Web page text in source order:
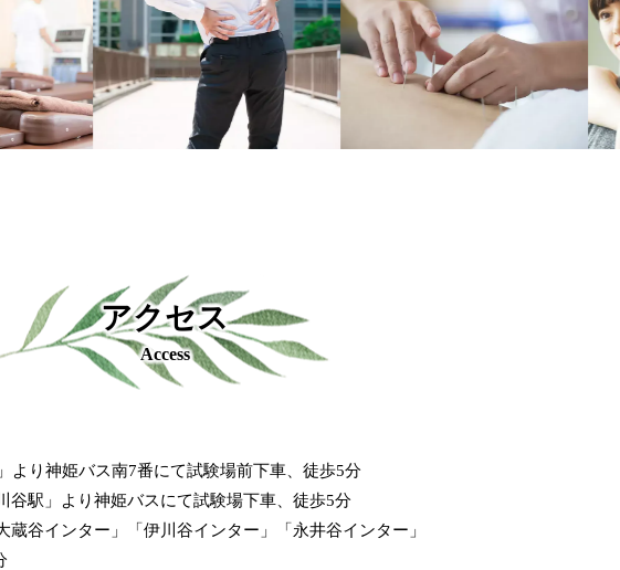
が、軽く
善の兆し
的知見で
アクセス
Access
より神姫バス南7番にて試験場前下車、徒歩5分
谷駅」より神姫バスにて試験場下車、徒歩5分
蔵谷インター」「伊川谷インター」「永井谷インター」